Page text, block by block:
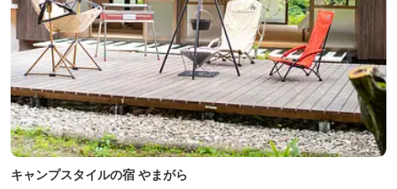
キャンプスタイルの宿 やまがら